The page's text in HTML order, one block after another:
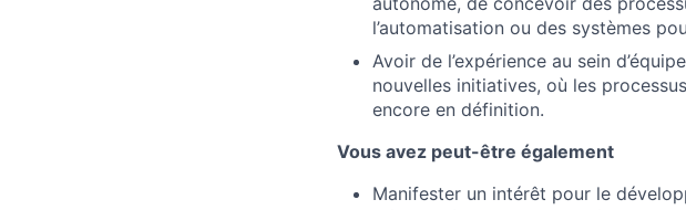
l’automatisation ou des systèmes
Avoir de l’expérience au sein
nouvelles initiatives, où les
encore en définition.
Vous avez peut-être également
Manifester un intérêt pour le